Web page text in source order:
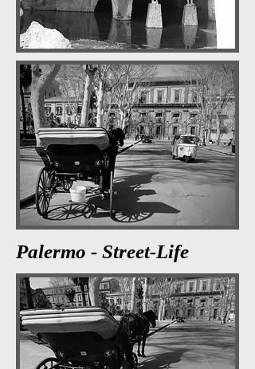
Palermo - Street-Life